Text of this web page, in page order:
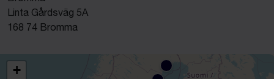
Linta Gårdsväg 5A
168 74 Bromma
+